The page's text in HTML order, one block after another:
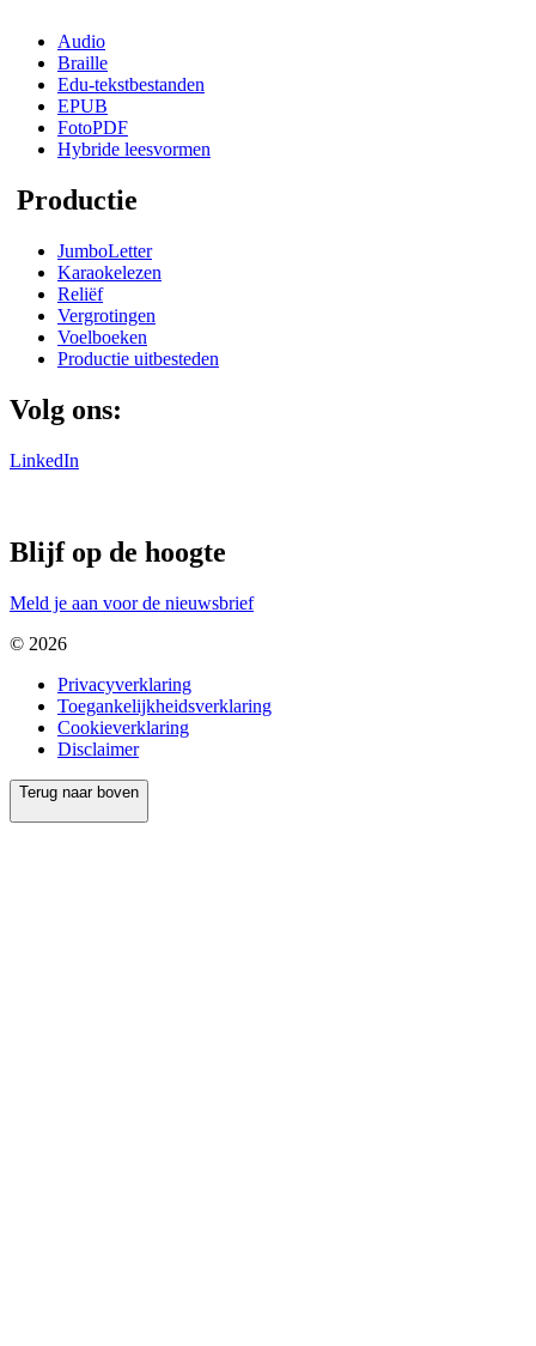
Audio
Braille
Edu-tekstbestanden
EPUB
FotoPDF
Hybride leesvormen
Productie
JumboLetter
Karaokelezen
Reliëf
Vergrotingen
Voelboeken
Productie uitbesteden
Volg ons:
LinkedIn
Blijf op de hoogte
Meld je aan voor de nieuwsbrief
© 2026
Privacyverklaring
Toegankelijkheidsverklaring
Cookieverklaring
Disclaimer
Terug naar boven